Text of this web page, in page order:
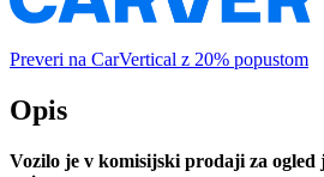
Preveri na CarVertical z 20% popustom
Opis
Vozilo je v komisijski prodaji za ogled